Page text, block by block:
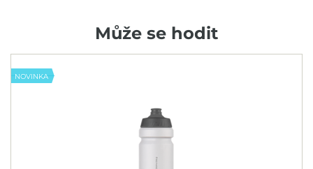
Může se hodit
NOVINKA